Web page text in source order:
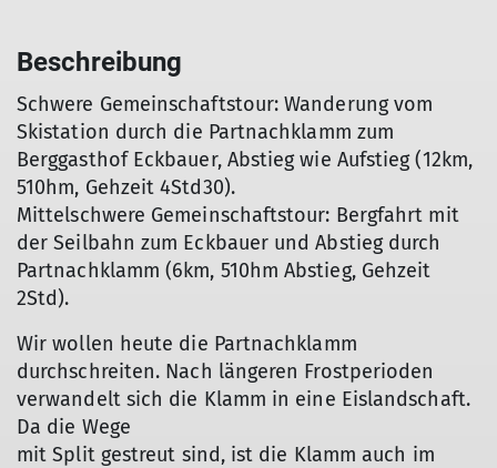
Beschreibung
Schwere Gemeinschaftstour: Wanderung vom
Skistation durch die Partnachklamm zum
Berggasthof Eckbauer, Abstieg wie Aufstieg (12km,
510hm, Gehzeit 4Std30).
Mittelschwere Gemeinschaftstour: Bergfahrt mit
der Seilbahn zum Eckbauer und Abstieg durch
Partnachklamm (6km, 510hm Abstieg, Gehzeit
2Std).
Wir wollen heute die Partnachklamm
durchschreiten. Nach längeren Frostperioden
verwandelt sich die Klamm in eine Eislandschaft.
Da die Wege
mit Split gestreut sind, ist die Klamm auch im